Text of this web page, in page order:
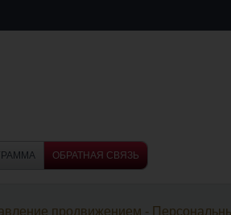
ОБРАТНАЯ СВЯЗЬ
продвижением -